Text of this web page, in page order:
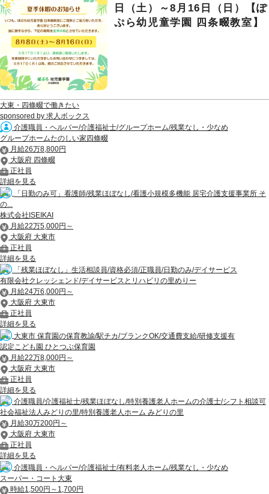
日（土）～8月16日（日）【ぽ
ぷら幼児童学園 四条畷教室】
大東・四條畷で働きたい
sponsored by 求人ボックス
介護職員・ヘルパー/介護福祉士/グループホーム/残業なし・少なめ
グループホームたのしい家四條畷
月給26万8,800円
大阪府 四條畷
正社員
詳細を見る
「日勤のみ可」看護師/残業ほぼなし/看護小規模多機能 居宅介護支援事業所 そ
の...
株式会社ISEIKAI
月給22万5,000円～
大阪府 大東市
正社員
詳細を見る
「残業ほぼなし」生活相談員/資格必須/正職員/日勤のみ/デイサービス
有限会社クレッシェンド/デイサービスとリハビリの里めりー
月給24万6,000円～
大阪府 大東市
正社員
詳細を見る
大東市 保育園の保育教諭/駅チカ/ブランクOK/交通費支給/研修支援有
認定こども園 ひとつぶ保育園
月給22万8,000円～
大阪府 大東市
正社員
詳細を見る
介護職員/介護福祉士/残業ほぼなし/特別養護老人ホームの介護士/シフト相談可
社会福祉法人みどりの里/特別養護老人ホーム みどりの里
月給30万200円～
大阪府 大東市
正社員
詳細を見る
介護職員・ヘルパー/介護福祉士/有料老人ホーム/残業なし・少なめ
スーパー・コート大東
時給1,500円～1,700円